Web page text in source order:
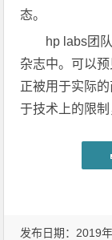
态。
hp labs团
杂志中。可以
正被用于实际
于技术上的限制
发布日期：2019